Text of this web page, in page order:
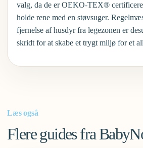
valg, da de er OEKO-TEX®
holde rene med en støvsuger.
fjernelse af husdyr fra legezonen er
skridt for at skabe et trygt miljø for et
Læs også
Flere guides fra